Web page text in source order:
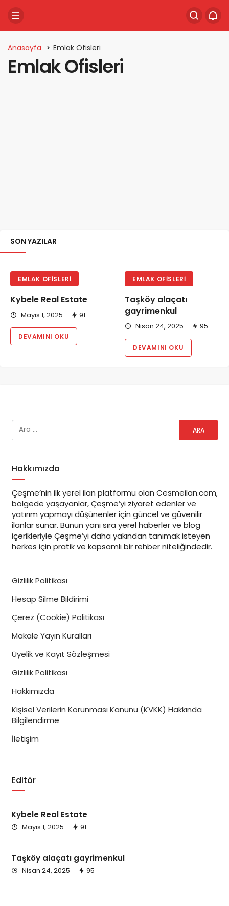
Anasayfa Emlak Ofisleri
Emlak Ofisleri
SON YAZILAR
EMLAK OFISLERI
Kybele Real Estate
Mayıs 1, 2025 91
DEVAMINI OKU
EMLAK OFISLERI
Taşköy alaçatı
gayrimenkul
Nisan 24, 2025 95
DEVAMINI OKU
Hakkımızda
Çeşme’nin ilk yerel ilan platformu olan Cesmeilan.com,
bölgede yaşayanlar, Çeşme’yi ziyaret edenler ve
yatırım yapmayı düşünenler için güncel ve güvenilir
ilanlar sunar. Bunun yanı sıra yerel haberler ve blog
içerikleriyle Çeşme’yi daha yakından tanımak isteyen
herkes için pratik ve kapsamlı bir rehber niteliğindedir.
Gizlilik Politikası
Hesap Silme Bildirimi
Çerez (Cookie) Politikası
Makale Yayın Kuralları
Üyelik ve Kayıt Sözleşmesi
Gizlilik Politikası
Hakkımızda
Kişisel Verilerin Korunması Kanunu (KVKK) Hakkında
Bilgilendirme
İletişim
Editör
Kybele Real Estate
Mayıs 1, 2025 91
Taşköy alaçatı gayrimenkul
Nisan 24, 2025 95